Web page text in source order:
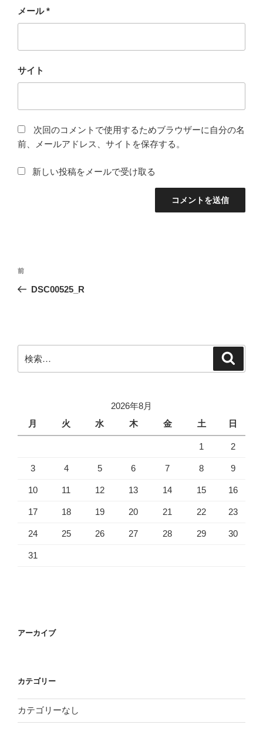
メール*
サイト
次回のコメントで使用するためブラウザーに自分の名
前、メールアドレス、サイトを保存する。
新しい投稿をメールで受け取る
投
ー
シ
前
の
前
DSC00525_R
索:
2026年8月
月
火 水 木 金 土 日
1 2
3 4 5 6 7 8 9
10 11 12 13 14 15 16
17 18 19 20 21 22 23
24 25 26 27 28 29 30
31
アーカイブ
カテゴリー
カテゴリーなし